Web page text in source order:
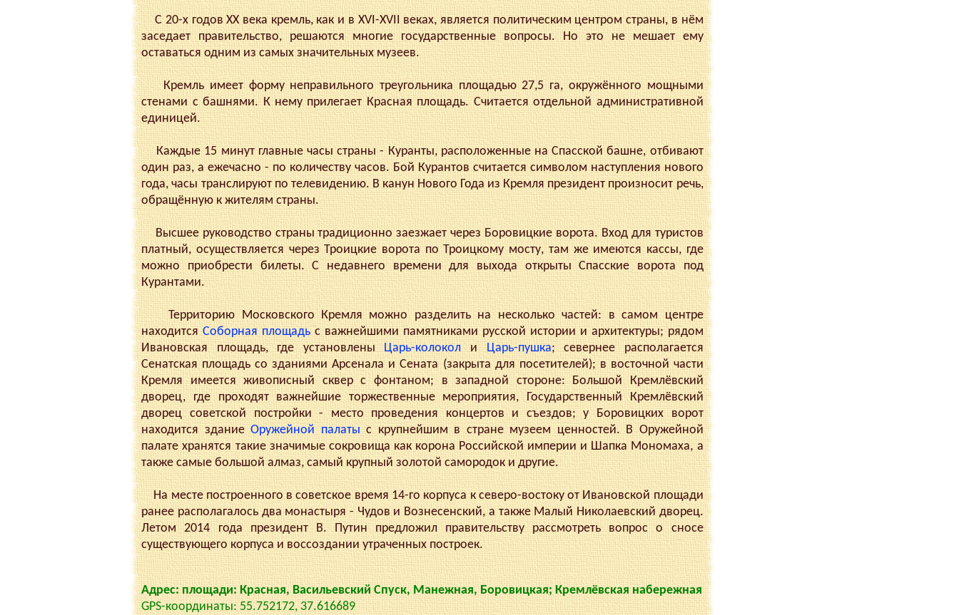
С 20-х годов XX века кремль, как и в XVI-XVII веках, является политическим центром страны, в нём
заседает правительство, решаются многие государственные вопросы. Но это не мешает ему
оставаться одним из самых значительных музеев.
Кремль имеет форму неправильного треугольника площадью 27,5 га, окружённого мощными
стенами с башнями. К нему прилегает Красная площадь. Считается отдельной административной
единицей.
Каждые 15 минут главные часы страны - Куранты, расположенные на Спасской башне, отбивают
один раз, а ежечасно - по количеству часов. Бой Курантов считается символом наступления нового
года, часы транслируют по телевидению. В канун Нового Года из Кремля президент произносит речь,
обращённую к жителям страны.
Высшее руководство страны традиционно заезжает через Боровицкие ворота. Вход для туристов
платный, осуществляется через Троицкие ворота по Троицкому мосту, там же имеются кассы, где
можно приобрести билеты. С недавнего времени для выхода открыты Спасские ворота под
Курантами.
Территорию Московского Кремля можно разделить на несколько частей: в самом центре
находитсяСоборная площадь с важнейшими памятниками русской истории и архитектуры; рядом
Ивановская площадь, где установленыЦарь-колокол иЦарь-пушка; севернее располагается
Сенатская площадь со зданиями Арсенала и Сената (закрыта для посетителей); в восточной части
Кремля имеется живописный сквер с фонтаном; в западной стороне: Большой Кремлёвский
дворец, где проходят важнейшие торжественные мероприятия, Государственный Кремлёвский
дворец советской постройки - место проведения концертов и съездов; у Боровицких ворот
находится зданиеОружейной палатыс крупнейшим в стране музеем ценностей. В Оружейной
палате хранятся такие значимые сокровища как корона Российской империи и Шапка Мономаха, а
также самые большой алмаз, самый крупный золотой самородок и другие.
На месте построенного в советское время 14-го корпуса к северо-востоку от Ивановской площади
ранее располагалось два монастыря - Чудов и Вознесенский, а также Малый Николаевский дворец.
Летом 2014 года президент В. Путин предложил правительству рассмотреть вопрос о сносе
существующего корпуса и воссоздании утраченных построек.
Адрес: площади: Красная, Васильевский Спуск, Манежная, Боровицкая; Кремлёвская набережная
GPS-координаты: 55.752172, 37.616689